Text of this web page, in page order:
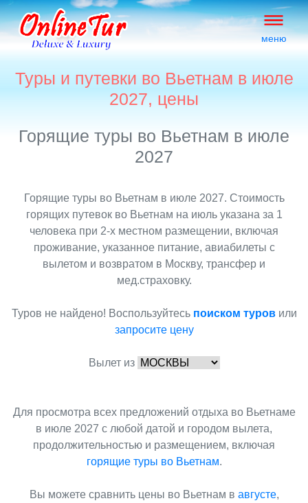
меню
Туры и путевки во Вьетнам в июле
2027, цены
Горящие туры во Вьетнам в июле
2027
Горящие туры во Вьетнам в июле 2027. Стоимость
горящих путевок во Вьетнам на июль указана за 1
человека при 2-х местном размещении, включая
проживание, указанное питание, авиабилеты с
вылетом и возвратом в Москву, трансфер и
мед.страховку.
Туров не найдено! Воспользуйтесь поиском туровили
запросите цену
Вылет из
Для просмотра всех предложений отдыха во Вьетнаме
в июле 2027 с любой датой и городом вылета,
продолжительностью и размещением, включая
горящие туры во Вьетнам.
Вы можете сравнить цены во Вьетнам в августе,